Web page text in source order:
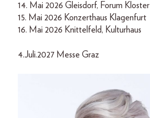
14. Mai 2026 Gleisdorf, Forum Kloster
15. Mai 2026 Konzerthaus Klagenfurt
16. Mai 2026 Knittelfeld, Kulturhaus
4.Juli.2027 Messe Graz